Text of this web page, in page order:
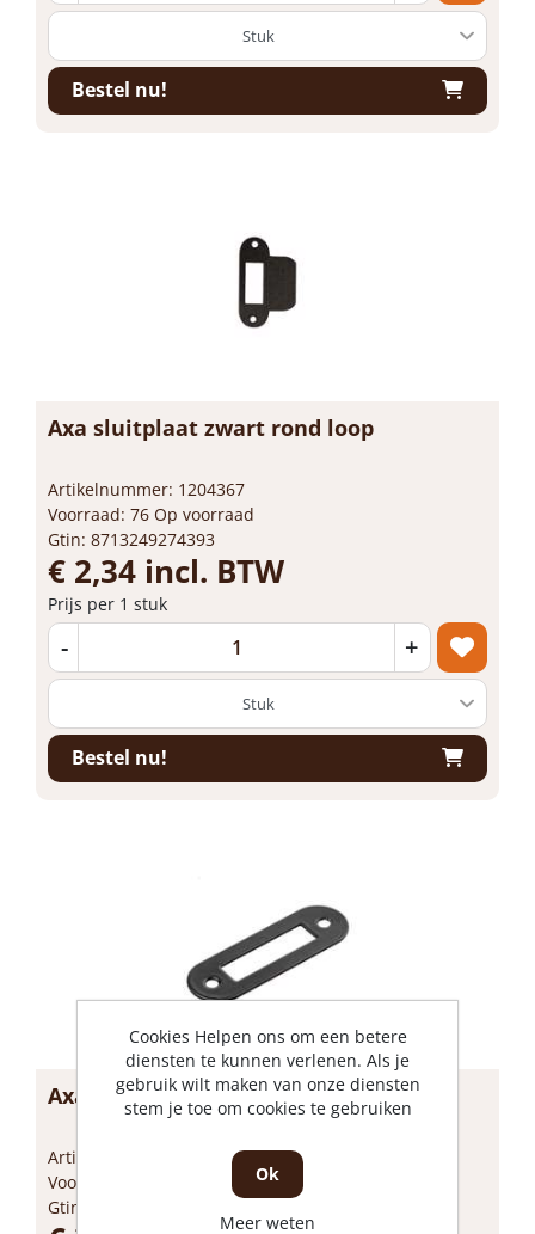
Bestel nu!
Axa sluitplaat zwart rond loop
Artikelnummer: 1204367
Voorraad: 76 Op voorraad
Gtin: 8713249274393
€ 2,34 incl. BTW
Prijs per 1 stuk
- +
Bestel nu!
Axa sluitplaat zwart rond kast
Artikelnummer: 1204369
Voorraad: 56 Op voorraad
Gtin: 8713249274348
Cookies Helpen ons om een betere
diensten te kunnen verlenen. Als je
gebruik wilt maken van onze diensten
stem je toe om cookies te gebruiken
Ok
Meer weten